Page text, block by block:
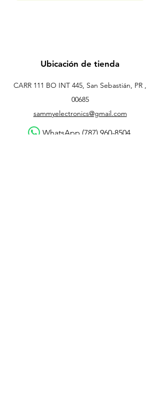
Ubicación de tienda
CARR 111 BO INT 445, San Sebastián, PR ,
00685
sammyelectronics@gmail.com
WhatsApp (787) 960-8504